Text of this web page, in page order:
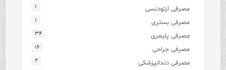
مصرفی ارتودنسی ۱
مصرفی بستری ۱
مصرفی پلیمری ۳۴
مصرفی جراحی ۱۶
مصرفی دندانپزشکی ۲